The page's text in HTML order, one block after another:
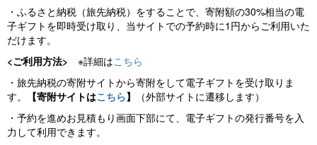
・ふるさと納税（旅先納税）をすることで、寄附額の30%相当の電
子ギフトを即時受け取り、当サイトでの予約時に1円からご利用いた
だけます。
<ご利用方法> ※詳細はこちら
・旅先納税の寄附サイトから寄附をして電子ギフトを受け取りま
す。
【寄附サイトはこちら】
（外部サイトに遷移します）
・予約を進めお見積もり画面下部にて、電子ギフトの発行番号を入
力して利用できます。